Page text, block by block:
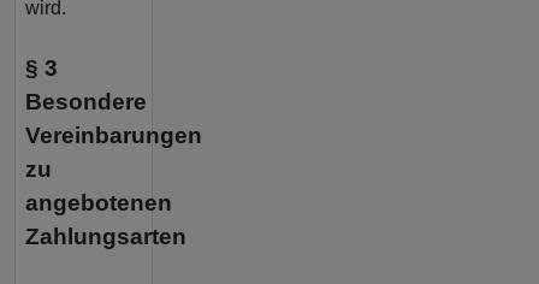
wird.
§ 3
Besondere
Vereinbarungen
zu
angebotenen
Zahlungsarten